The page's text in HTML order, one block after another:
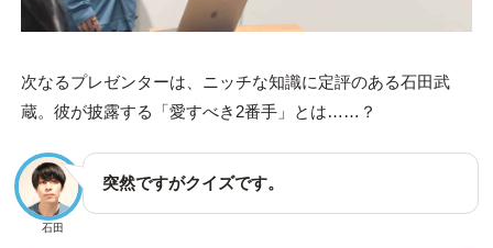
次なるプレゼンターは、ニッチな知識に定評のある石田武
蔵。彼が披露する「愛すべき2番手」とは……？
石田
突然ですがクイズです。